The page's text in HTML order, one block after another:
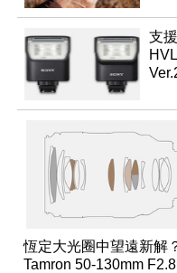
支
恆定大光圈中望遠新解
Tamron 50-130mm